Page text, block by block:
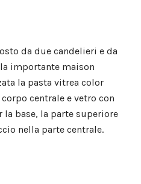
da due candelieri e da
importante maison
la pasta vitrea color
centrale e vetro con
base, la parte superiore
nella parte centrale.